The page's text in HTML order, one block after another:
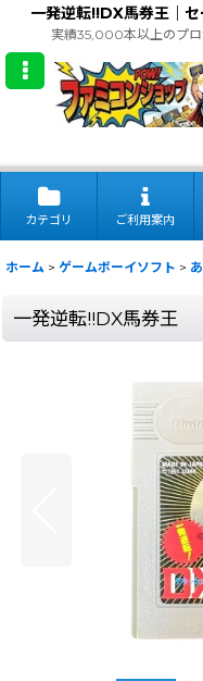
一発逆転!!DX馬券王｜
実績35,000本以上のプ
カテゴリ ご利用案内
ホーム > ゲームボーイソフト >
一発逆転!!DX馬券王